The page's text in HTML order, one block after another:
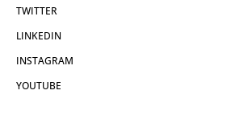
TWITTER
LINKEDIN
INSTAGRAM
YOUTUBE